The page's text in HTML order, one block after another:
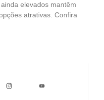
elevados mantêm
atrativas. Confira